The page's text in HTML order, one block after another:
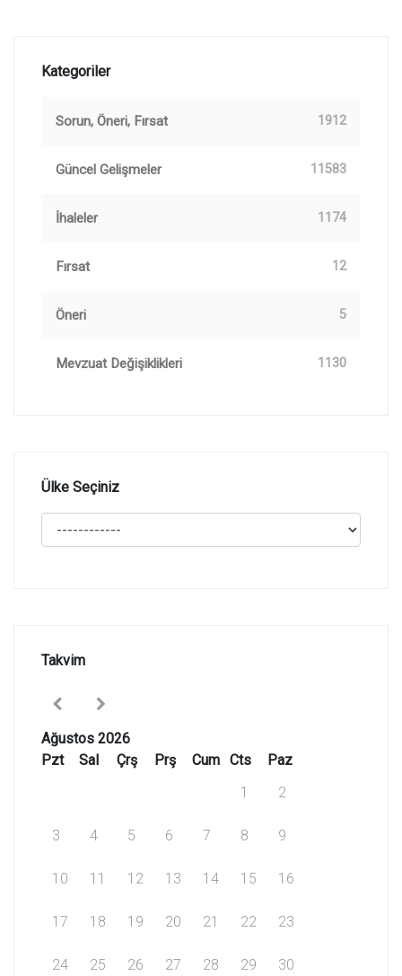
Kategoriler
Sorun, Öneri, Fırsat 1912
Güncel Gelişmeler 11583
İhaleler 1174
Fırsat 12
Öneri 5
Mevzuat Değişiklikleri 1130
Ülke Seçiniz
Takvim
Ağustos 2026
Pzt
Sal Çrş Prş Cum Cts
Paz
1
2
3 4 5 6 7 8 9
10 11 12 13 14 15 16
17 18 19 20 21 22 23
24 25 26 27 28 29 30